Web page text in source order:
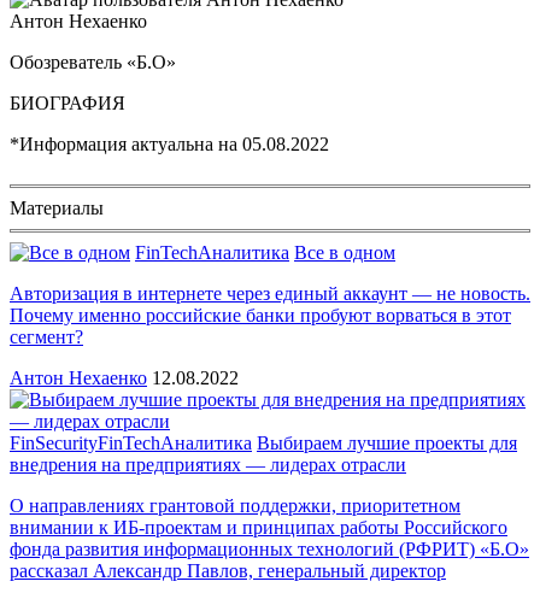
Антон Нехаенко
Обозреватель «Б.О»
БИОГРАФИЯ
*Информация актуальна на 05.08.2022
Материалы
FinTechАналитика Все в одном
Авторизация в интернете через единый аккаунт — не новость.
Почему именно российские банки пробуют ворваться в этот
сегмент?
Антон Нехаенко 12.08.2022
FinSecurityFinTechАналитика Выбираем лучшие проекты для
внедрения на предприятиях — лидерах отрасли
О направлениях грантовой поддержки, приоритетном
внимании к ИБ-проектам и принципах работы Российского
фонда развития информационных технологий (РФРИТ) «Б.О»
рассказал Александр Павлов, генеральный директор